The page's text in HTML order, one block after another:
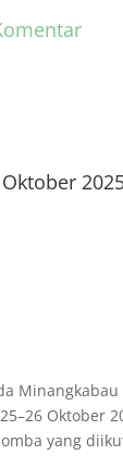
Minangkabau
Oktober
yang